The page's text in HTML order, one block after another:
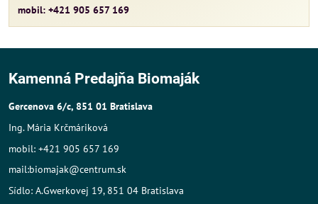
mobil: +421 905 657 169
Kamenná Predajňa Biomaják
Gercenova 6/c, 851 01 Bratislava
Ing. Mária Krčmáriková
mobil: +421 905 657 169
mail:biomajak@centrum.sk
Sídlo: A.Gwerkovej 19, 851 04 Bratislava